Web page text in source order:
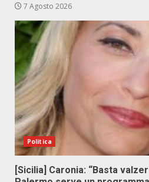
7 Agosto 2026
Politica
[Sicilia] Caronia: “Basta